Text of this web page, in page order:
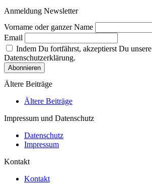
Anmeldung Newsletter
Vorname oder ganzer Name
Email
Indem Du fortfährst, akzeptierst Du unsere
Datenschutzerklärung.
Ältere Beiträge
Ältere Beiträge
Impressum und Datenschutz
Datenschutz
Impressum
Kontakt
Kontakt